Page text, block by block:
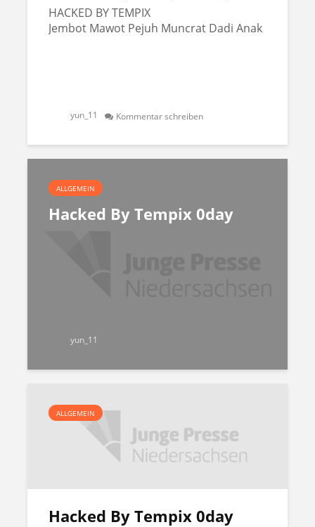
HACKED BY TEMPIX
Jembot Mawot Pejuh Muncrat Dadi Anak
yun_11 Kommentar schreiben
ALLGEMEIN
Hacked By Tempix 0day
yun_11
ALLGEMEIN
Hacked By Tempix 0day